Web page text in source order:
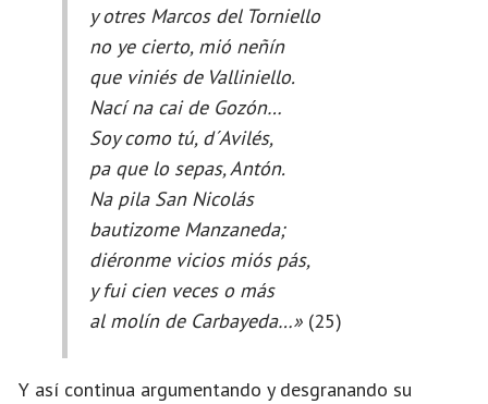
y otres Marcos del Torniello
no ye cierto, mió neñín
que viniés de Valliniello.
Nací na cai de Gozón…
Soy como tú, d´Avilés,
pa que lo sepas, Antón.
Na pila San Nicolás
bautizome Manzaneda;
diéronme vicios miós pás,
y fui cien veces o más
al molín de Carbayeda…» (25)
Y así continua argumentando y desgranando su